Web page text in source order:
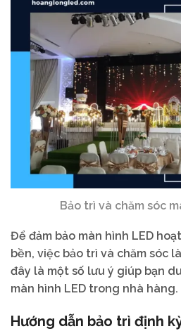
Bảo trì và chăm sóc
Để đảm bảo màn hình LED
bền, việc bảo trì và chăm sóc
đây là một số lưu ý giúp bạn
màn hình LED trong nhà hàng.
Hướng dẫn bảo trì định